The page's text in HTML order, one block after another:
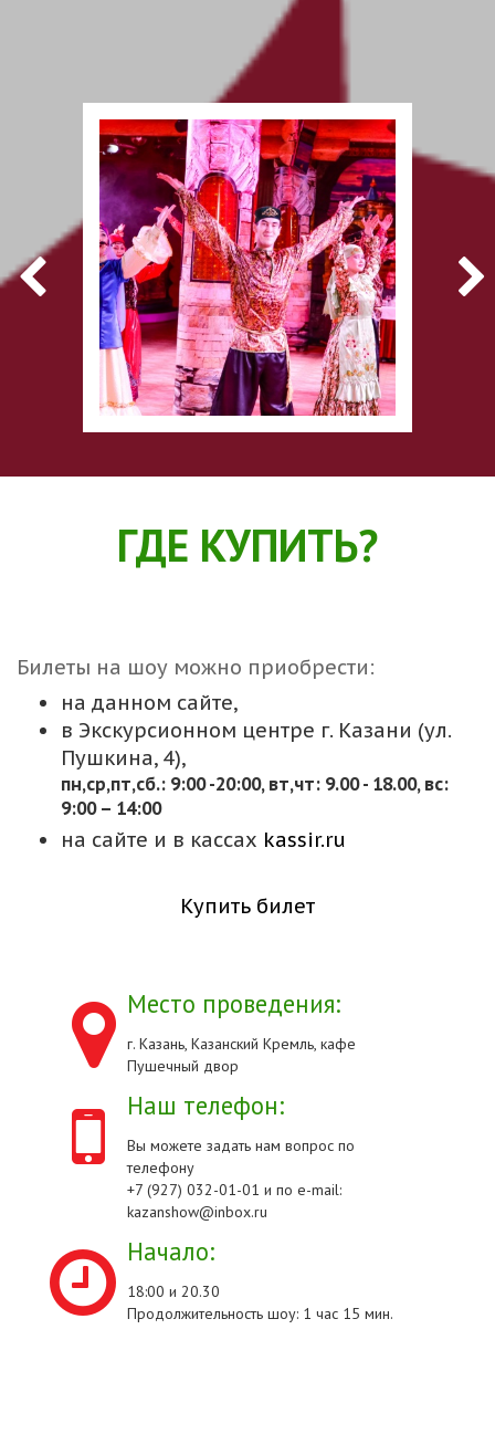
ГДЕ КУПИТЬ?
Билеты на шоу можно приобрести:
на данном сайте,
в Экскурсионном центре г. Казани (ул.
Пушкина, 4),
пн,cр,пт,сб.: 9:00 -20:00, вт,чт: 9.00 - 18.00, вс:
9:00 – 14:00
на сайте и в кассах kassir.ru
Купить билет
Место проведения:
г. Казань, Казанский Кремль, кафе
Пушечный двор
Наш телефон:
Вы можете задать нам вопрос по
телефону
+7 (927) 032-01-01 и по e-mail:
kazanshow@inbox.ru
Начало:
18:00 и 20.30
Продолжительность шоу: 1 час 15 мин.